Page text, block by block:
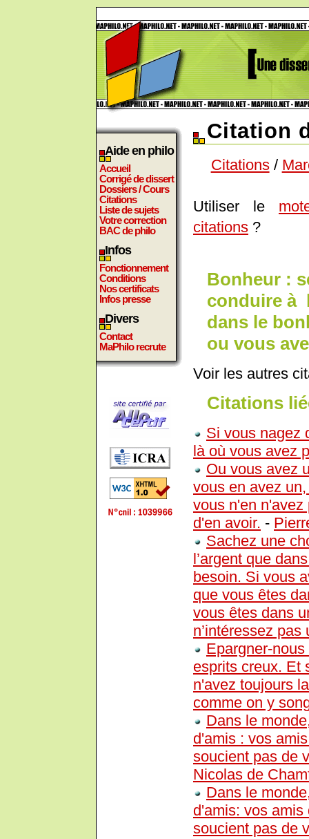
Aide en philo
Accueil
Corrigé de dissert
Dossiers / Cours
Citations
Liste de sujets
Votre correction
BAC de philo
Infos
Fonctionnement
Conditions
Nos certificats
Infos presse
Divers
Contact
MaPhilo recrute
Citation
Citations/
Utiliser le
citations ?
Bonheur :
conduire à
dans le
ou vous
Voir les autres
Citations
Si vous nagez
là où vous avez
Ou vous avez
vous en avez
vous n'en n'avez
d'en avoir. -
Sachez une
l’argent que
besoin. Si vous
que vous êtes
vous êtes dans
n’intéressez pas
Epargner-
esprits creux. Et
n'avez toujours
comme on y
Dans le
d'amis : vos
soucient pas de
Nicolas de
Dans le
d'amis: vos
soucient pas de